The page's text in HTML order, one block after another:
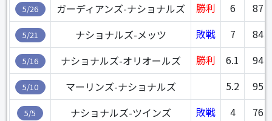
5/26 ガーディアンズ-ナショナルズ 勝利 6 87
5/21 ナショナルズ-メッツ 敗戦 7 84
5/16 ナショナルズ-オリオールズ 勝利 6.1 94
5/10 マーリンズ-ナショナルズ 5.2 95
5/5 ナショナルズ-ツインズ 敗戦 4 76